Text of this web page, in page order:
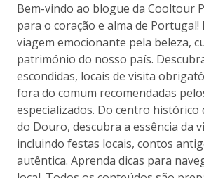
Bem-vindo ao blogue da Cooltour
para o coração e alma de Portugal!
viagem emocionante pela beleza,
património do nosso país.
escondidas, locais de visita
fora do comum recomendadas
especializados. Do centro histórico
do Douro, descubra a essência da
incluindo festas locais, contos
autêntica. Aprenda dicas para